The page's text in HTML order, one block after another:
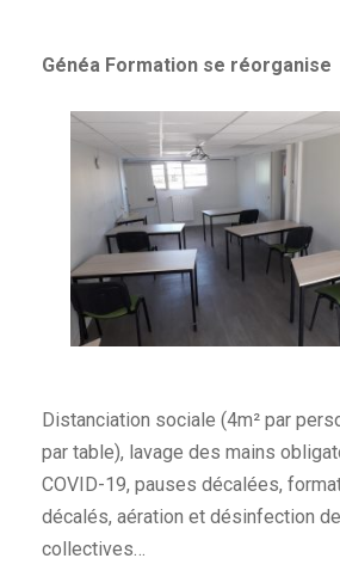
Généa Formation se réorganise
Distanciation sociale (4m² par
par table), lavage des mains
COVID-19, pauses décalées,
décalés, aération et désinfection
collectives…